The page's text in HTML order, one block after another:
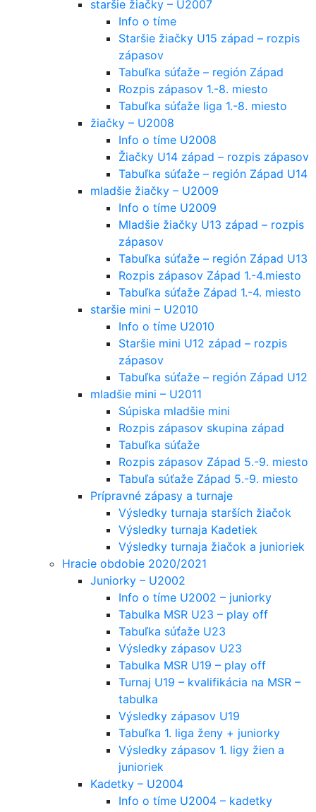
staršie žiačky – U2007
Info o tíme
Staršie žiačky U15 západ – rozpis
zápasov
Tabuľka súťaže – región Západ
Rozpis zápasov 1.-8. miesto
Tabuľka súťaže liga 1.-8. miesto
žiačky – U2008
Info o tíme U2008
Žiačky U14 západ – rozpis zápasov
Tabuľka súťaže – región Západ U14
mladšie žiačky – U2009
Info o tíme U2009
Mladšie žiačky U13 západ – rozpis
zápasov
Tabuľka súťaže – región Západ U13
Rozpis zápasov Západ 1.-4.miesto
Tabuľka súťaže Západ 1.-4. miesto
staršie mini – U2010
Info o tíme U2010
Staršie mini U12 západ – rozpis
zápasov
Tabuľka súťaže – región Západ U12
mladšie mini – U2011
Súpiska mladšie mini
Rozpis zápasov skupina západ
Tabuľka súťaže
Rozpis zápasov Západ 5.-9. miesto
Tabuľa súťaže Západ 5.-9. miesto
Prípravné zápasy a turnaje
Výsledky turnaja starších žiačok
Výsledky turnaja Kadetiek
Výsledky turnaja žiačok a junioriek
Hracie obdobie 2020/2021
Juniorky – U2002
Info o tíme U2002 – juniorky
Tabulka MSR U23 – play off
Tabuľka súťaže U23
Výsledky zápasov U23
Tabulka MSR U19 – play off
Turnaj U19 – kvalifikácia na MSR –
tabulka
Výsledky zápasov U19
Tabuľka 1. liga ženy + juniorky
Výsledky zápasov 1. ligy žien a
junioriek
Kadetky – U2004
Info o tíme U2004 – kadetky